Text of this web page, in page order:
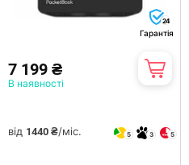
24
Гарантія
7 199 ₴
В наявності
від 1440 ₴/міс. 5 3 5